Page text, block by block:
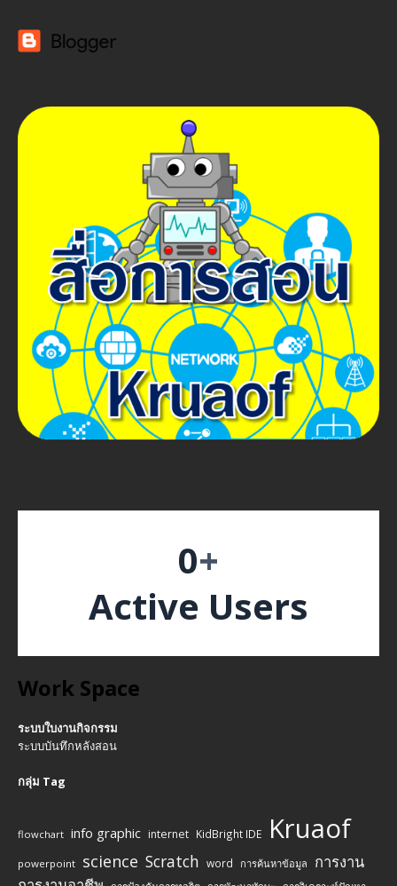
0+
Active Users
Work Space
ระบบใบงานกิจกรรม
ระบบบันทึกหลังสอน
กลุ่ม Tag
flowchart info graphic internet KidBright IDE Kruaof
powerpoint science Scratch word การค้นหาข้อมูล
การงาน